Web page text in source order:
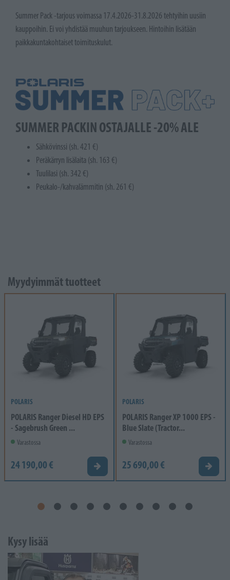
Summer Pack -tarjous voimassa 17.4.2026-31.8.2026 tehtyihin uusiin
kauppoihin. Ei voi yhdistää muuhun tarjoukseen. Hintoihin lisätään
paikkakuntakohtaiset toimituskulut.
SUMMER PACKIN OSTAJALLE -20% ALE
Sähkövinssi (sh. 421 €)
Peräkärryn lisälaita (sh. 163 €)
Tuulilasi (sh. 342 €)
Peukalo-/kahvalämmitin (sh. 261 €)
Myydyimmät tuotteet
POLARIS
POLARIS Ranger Diesel HD EPS
- Sagebrush Green ...
Varastossa
24 190,00 € Tarjouspyyntö
POLARIS
POLARIS Ranger XP 1000 EPS -
Blue Slate (Tractor...
Varastossa
25 690,00 €
Kysy lisää